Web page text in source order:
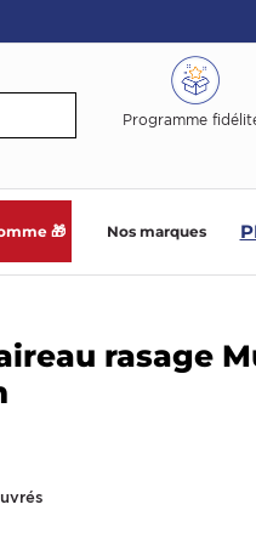
Programme
🎁 Nos marques
rasage